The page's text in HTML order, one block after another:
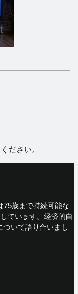
ださい。
75歳まで持続可能な
ています。経済的自
ついて語り合いまし